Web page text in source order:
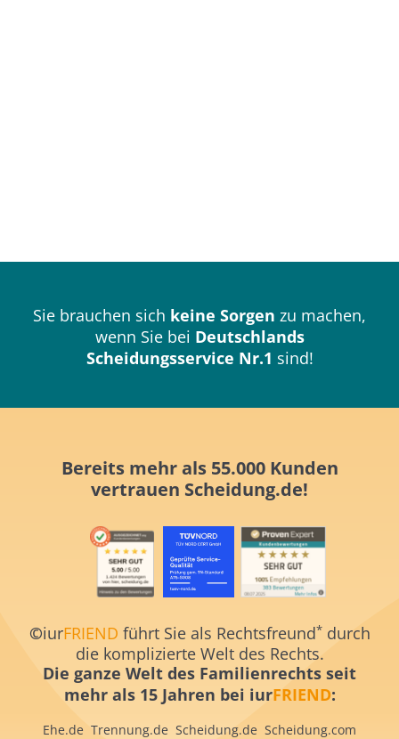
Sie brauchen sich keine Sorgen zu machen,
wenn Sie bei Deutschlands
Scheidungsservice Nr.1 sind!
Bereits mehr als 55.000 Kunden
vertrauen Scheidung.de!
©iurFRIEND führt Sie als Rechtsfreund*durch
die komplizierte Welt des Rechts.
Die ganze Welt des Familienrechts seit
mehr als 15 Jahren bei iurFRIEND:
Ehe.de Trennung.de Scheidung.de Scheidung.com